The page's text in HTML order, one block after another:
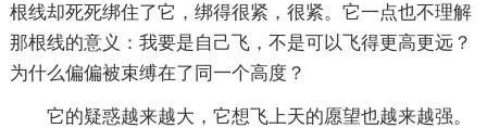
根线却死死绑住了它，绑得很紧，很紧。它一点也不理解
那根线的意义：我要是自己飞，不是可以飞得更高更远？
为什么偏偏被束缚在了同一个高度？
它的疑惑越来越大，它想飞上天的愿望也越来越强。